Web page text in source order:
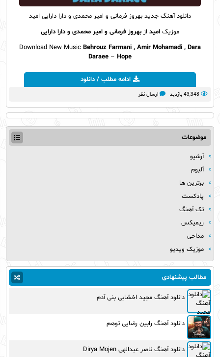
دانلود آهنگ جدید بهروز فرمانی و امیر محمدی و دارا دارایی امید
موزیک امید از بهروز فرمانی و امیر محمدی و دارا دارایی
Download New Music Behrouz Farmani , Amir Mohamadi , Dara
Daraee – Hope
ادامه مطلب / دانلود
43,348 بازدید ارسال نظر
موضوعات
آرشیو
آلبوم
برترین ها
پادکست
تک آهنگ
ریمیکس
مداحی
موزیک ویدیو
مطالب پیشنهادی
دانلود آهنگ مجید اخشابی بنی آدم
دانلود آهنگ رابین رضایی توهم
دانلود آهنگ ناصر عبدالهی Dirya Mojen